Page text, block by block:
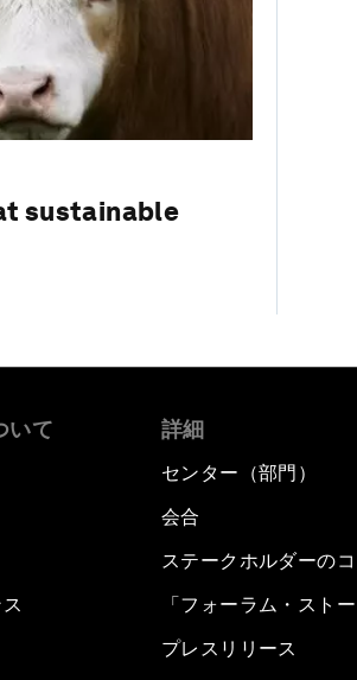
sustainable
いて 詳細
センター（部門）
会合
ステークホルダーの
「フォーラム・ストー
プレスリリース